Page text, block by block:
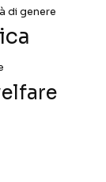
di genere